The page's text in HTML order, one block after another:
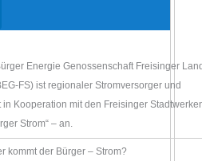
Energie Genossenschaft Freisinger
FS) ist regionaler Stromversorger und
in Kooperation mit den Freisinger
Strom“ – an.
kommt der Bürger – Strom?